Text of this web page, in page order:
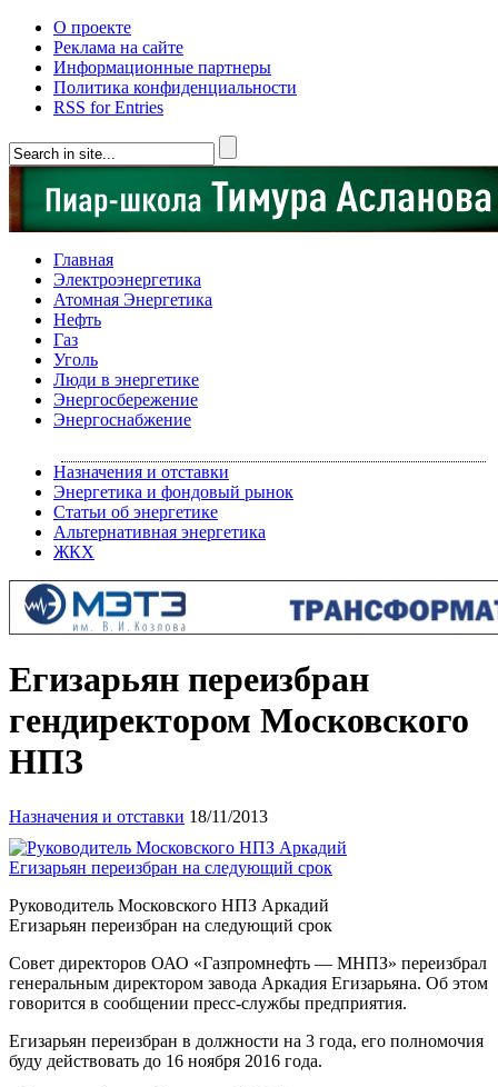
О проекте
Реклама на сайте
Информационные партнеры
Политика конфиденциальности
RSS for Entries
Главная
Электроэнергетика
Атомная Энергетика
Нефть
Газ
Уголь
Люди в энергетике
Энергосбережение
Энергоснабжение
Назначения и отставки
Энергетика и фондовый рынок
Статьи об энергетике
Альтернативная энергетика
ЖКХ
Егизарьян переизбран
гендиректором Московского
НПЗ
Назначения и отставки 18/11/2013
Руководитель Московского НПЗ Аркадий
Егизарьян переизбран на следующий срок
Совет директоров ОАО «Газпромнефть — МНПЗ» переизбрал
генеральным директором завода Аркадия Егизарьяна. Об этом
говорится в сообщении пресс-службы предприятия.
Егизарьян переизбран в должности на 3 года, его полномочия
буду действовать до 16 ноября 2016 года.